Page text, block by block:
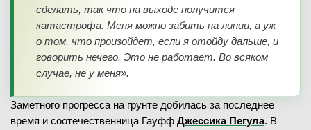
сделать, так что на выходе получится
катастрофа. Меня можно забить на линии, а уж
о том, что произойдет, если я отойду дальше, и
говорить нечего. Это не работает. Во всяком
случае, не у меня».
Заметного прогресса на грунте добилась за последнее
время и соотечественница Гауфф Джессика Пегула. В